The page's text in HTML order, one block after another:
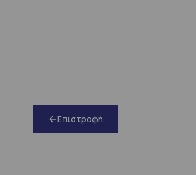
Επιστροφή